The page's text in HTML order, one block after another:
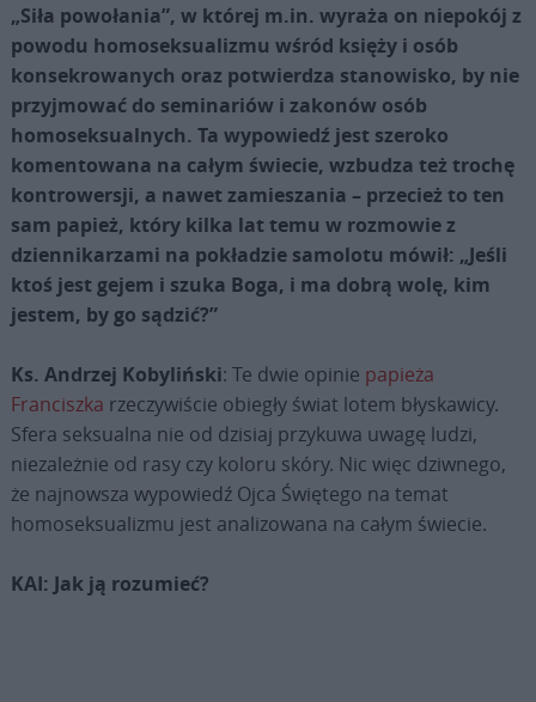
„Siła powołania”, w której m.in. wyraża on niepokój z
powodu homoseksualizmu wśród księży i osób
konsekrowanych oraz potwierdza stanowisko, by nie
przyjmować do seminariów i zakonów osób
homoseksualnych. Ta wypowiedź jest szeroko
komentowana na całym świecie, wzbudza też trochę
kontrowersji, a nawet zamieszania – przecież to ten
sam papież, który kilka lat temu w rozmowie z
dziennikarzami na pokładzie samolotu mówił: „Jeśli
ktoś jest gejem i szuka Boga, i ma dobrą wolę, kim
jestem, by go sądzić?”
Ks. Andrzej Kobyliński: Te dwie opinie papieża
Franciszka rzeczywiście obiegły świat lotem błyskawicy.
Sfera seksualna nie od dzisiaj przykuwa uwagę ludzi,
niezależnie od rasy czy koloru skóry. Nic więc dziwnego,
że najnowsza wypowiedź Ojca Świętego na temat
homoseksualizmu jest analizowana na całym świecie.
KAI: Jak ją rozumieć?